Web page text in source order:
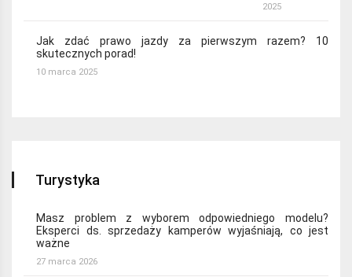
2025
Jak zdać prawo jazdy za pierwszym razem? 10
skutecznych porad!
10 marca 2025
Turystyka
Masz problem z wyborem odpowiedniego modelu?
Eksperci ds. sprzedaży kamperów wyjaśniają, co jest
ważne
27 marca 2026